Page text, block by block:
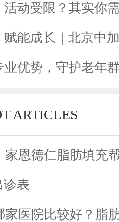
活动受限？其实你
ARTICLES
家恩德仁脂肪填充
诊表
家医院比较好？脂